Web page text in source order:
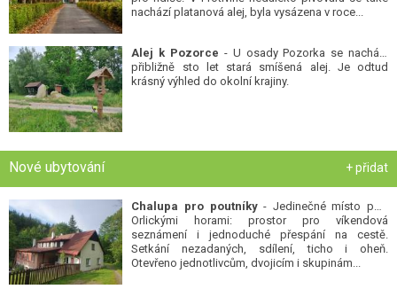
nachází platanová alej, byla vysázena v roce...
Alej k Pozorce - U osady Pozorka se nachází
přibližně sto let stará smíšená alej. Je odtud
krásný výhled do okolní krajiny.
Nové ubytování + přidat
Chalupa pro poutníky- Jedinečné místo pod
Orlickými horami: prostor pro víkendová
seznámení i jednoduché přespání na cestě.
Setkání nezadaných, sdílení, ticho i oheň.
Otevřeno jednotlivcům, dvojicím i skupinám...